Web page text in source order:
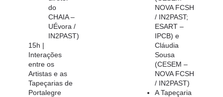
do
CHAIA –
UÉvora /
IN2PAST)
15h |
Interações
entre os
Artistas e as
Tapeçarias de
Portalegre
NOVA FCSH
/ IN2PAST;
ESART –
IPCB) e
Cláudia
Sousa
(CESEM –
NOVA FCSH
/ IN2PAST)
A Tapeçaria